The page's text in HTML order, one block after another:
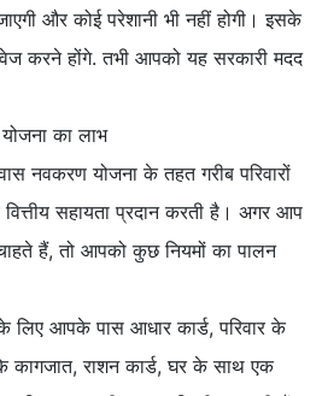
और कोई परेशानी भी नहीं होगी। इसके
करने होंगे. तभी आपको यह सरकारी मदद
का लाभ
नवकरण योजना के तहत गरीब परिवारों
सहायता प्रदान करती है। अगर आप
हैं, तो आपको कुछ नियमों का पालन
आपके पास आधार कार्ड, परिवार के
राशन कार्ड, घर के साथ एक